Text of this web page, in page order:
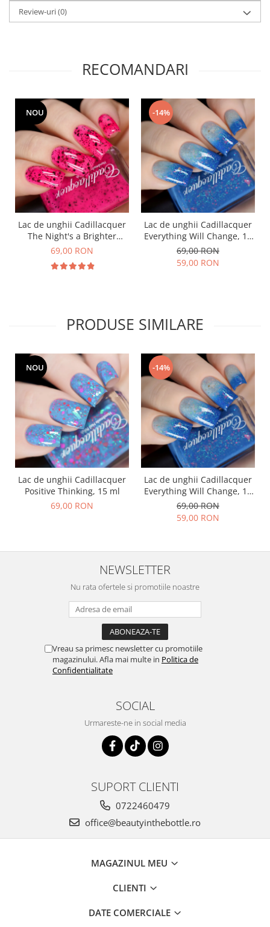
Review-uri(0)
RECOMANDARI
NOU
Lac de unghii Cadillacquer
The Night's a Brighter
Shade, 15 ml
69,00 RON
-14%
Lac de unghii Cadillacquer
Everything Will Change, 15
ml
69,00 RON
59,00 RON
PRODUSE SIMILARE
NOU
Lac de unghii Cadillacquer
Positive Thinking, 15 ml
69,00 RON
-14%
Lac de unghii Cadillacquer
Everything Will Change, 15
ml
69,00 RON
59,00 RON
NEWSLETTER
Nu rata ofertele si promotiile noastre
Vreau sa primesc newsletter cu promotiile
magazinului. Afla mai multe in Politica de
Confidentialitate
SOCIAL
Urmareste-ne in social media
SUPORT CLIENTI
0722460479
office@beautyinthebottle.ro
MAGAZINUL MEU
CLIENTI
DATE COMERCIALE